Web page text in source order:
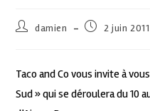
damien 2 juin 2011
Taco and Co vous invite à
Sud » qui se déroulera du 10